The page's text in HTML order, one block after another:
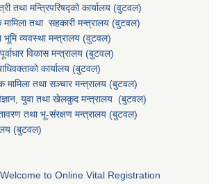
तथा मन्त्रिपरिषद्को कार्यालय (वुटवल)
मामिला तथा सहकारी मन्त्रालय (वुटवल)
भूमि व्यवस्था मन्त्रालय (वुटवल)
विकास मन्त्रालय (बुटवल)
कार्यालय (बुटवल)
मामिला तथा सञ्चार मन्त्रालय (बुटवल)
युवा तथा खेलकुद मन्त्रालय (बुटवल)
तथा भू-संरक्षण मन्त्रालय (बुटवल)
(बुटवल)
(Welcome to Online Vital Registration